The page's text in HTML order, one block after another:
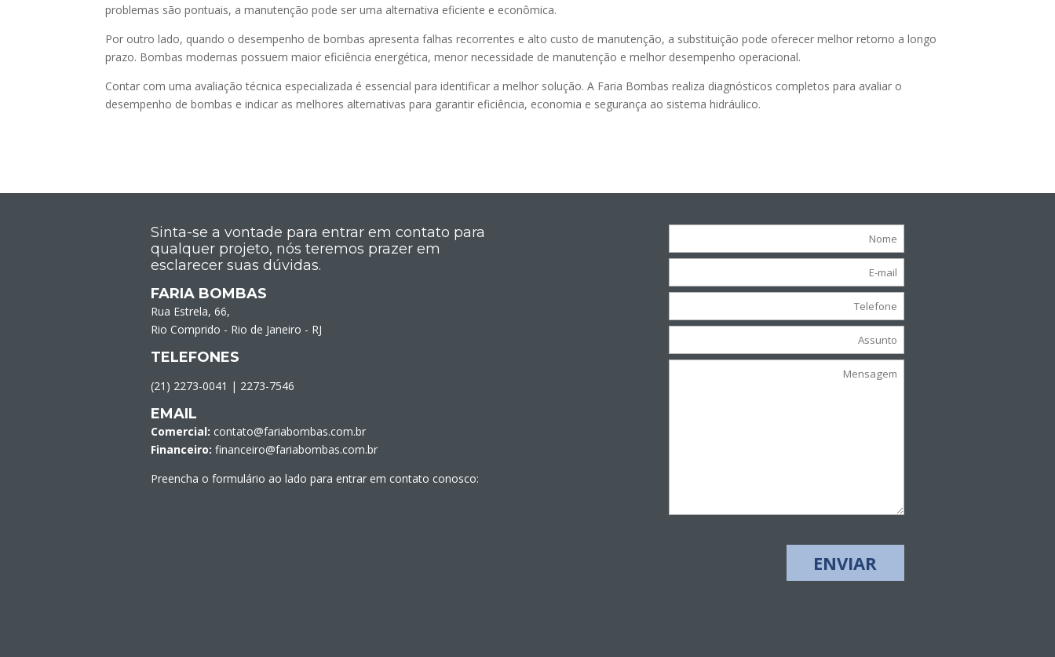
problemas são pontuais, a manutenção pode ser uma alternativa eficiente e econômica.
Por outro lado, quando o desempenho de bombas apresenta falhas recorrentes e alto custo de manutenção, a substituição pode oferecer melhor retorno a longo
prazo. Bombas modernas possuem maior eficiência energética, menor necessidade de manutenção e melhor desempenho operacional.
Contar com uma avaliação técnica especializada é essencial para identificar a melhor solução. A Faria Bombas realiza diagnósticos completos para avaliar o
desempenho de bombas e indicar as melhores alternativas para garantir eficiência, economia e segurança ao sistema hidráulico.
Sinta-se a vontade para entrar em contato para
qualquer projeto, nós teremos prazer em
esclarecer suas dúvidas.
FARIA BOMBAS
Rua Estrela, 66,
Rio Comprido - Rio de Janeiro - RJ
TELEFONES
(21) 2273-0041 | 2273-7546
EMAIL
Comercial: contato@fariabombas.com.br
Financeiro: financeiro@fariabombas.com.br
Preencha o formulário ao lado para entrar em contato conosco: